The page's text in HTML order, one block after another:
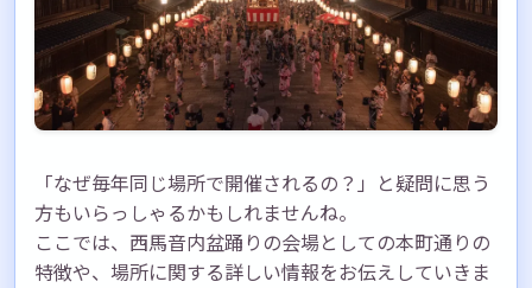
「なぜ毎年同じ場所で開催されるの？」と疑問に思う
方もいらっしゃるかもしれませんね。
ここでは、西馬音内盆踊りの会場としての本町通りの
特徴や、場所に関する詳しい情報をお伝えしていきま